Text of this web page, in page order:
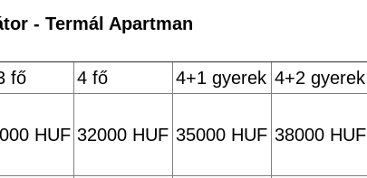
- Termál Apartman
fő 4 fő 4+1 gyerek 4+2 gyerek
HUF 32000 HUF 35000 HUF 38000 HUF